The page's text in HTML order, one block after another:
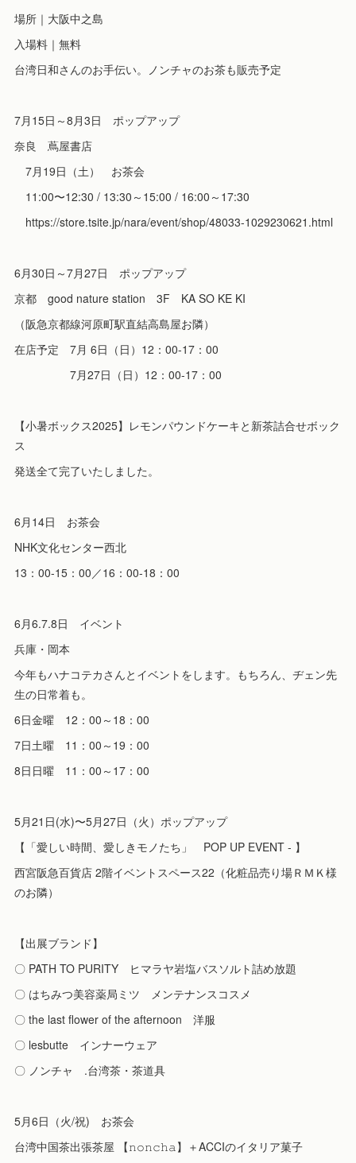
場所｜大阪中之島
入場料｜無料
台湾日和さんのお手伝い。ノンチャのお茶も販売予定
7月15日～8月3日 ポップアップ
奈良 蔦屋書店
7月19日（土） お茶会
11:00〜12:30 / 13:30～15:00 / 16:00～17:30
https://store.tsite.jp/nara/event/shop/48033-1029230621.html
6月30日～7月27日 ポップアップ
京都 good nature station 3F KA SO KE KI
（阪急京都線河原町駅直結高島屋お隣）
在店予定 7月 6日（日）12：00-17：00
7月27日（日）12：00-17：00
【小暑ボックス2025】レモンパウンドケーキと新茶詰合せボック
ス
発送全て完了いたしました。
6月14日 お茶会
NHK文化センター西北
13：00-15：00／16：00-18：00
6月6.7.8日 イベント
兵庫・岡本
今年もハナコテカさんとイベントをします。もちろん、ヂェン先
生の日常着も。
6日金曜 12：00～18：00
7日土曜 11：00～19：00
8日日曜 11：00～17：00
5月21日(水)〜5月27日（火）ポップアップ
【「愛しい時間、愛しきモノたち」 POP UP EVENT - 】
西宮阪急百貨店 2階イベントスペース22（化粧品売り場ＲＭＫ様
のお隣）
【出展ブランド】
〇 PATH TO PURITY ヒマラヤ岩塩バスソルト詰め放題
〇 はちみつ美容薬局ミツ メンテナンスコスメ
〇 the last flower of the afternoon 洋服
〇 lesbutte インナーウェア
〇 ノンチャ .台湾茶・茶道具
5月6日（火/祝) お茶会
台湾中国茶出張茶屋 【𝚗𝚘𝚗𝚌𝚑𝚊】＋ACCIのイタリア菓子